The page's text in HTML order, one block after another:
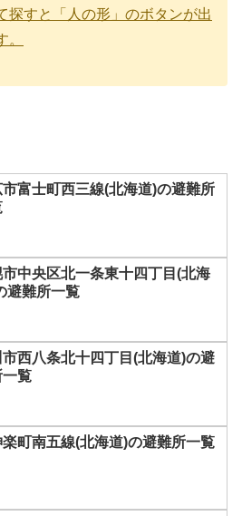
探すと「人の形」のボタンが出
富士町西三線(北海道)の避難所
中央区北一条東十四丁目(北海
避難所一覧
西八条北十四丁目(北海道)の避
覧
町南五線(北海道)の避難所一覧